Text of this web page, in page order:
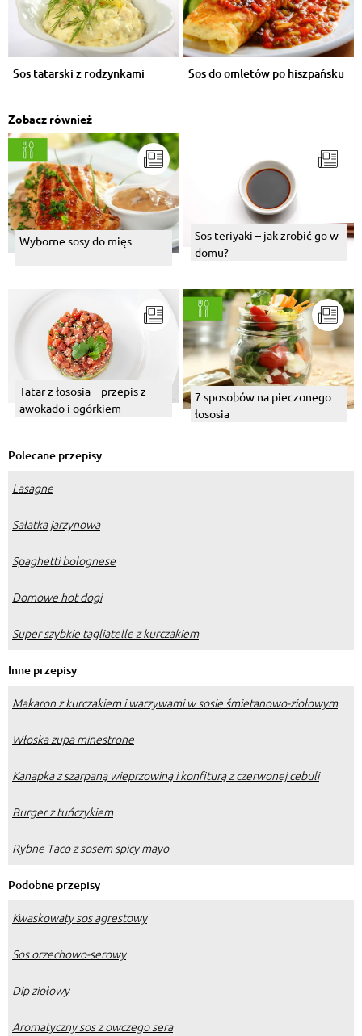
Sos tatarski z rodzynkami Sos do omletów po hiszpańsku
Zobacz również
Wyborne sosy do mięs
Sos teriyaki – jak zrobić go w
domu?
Tatar z łososia – przepis z
awokado i ogórkiem
7 sposobów na pieczonego
łososia
Polecane przepisy
Lasagne
Sałatka jarzynowa
Spaghetti bolognese
Domowe hot dogi
Super szybkie tagliatelle z kurczakiem
Inne przepisy
Makaron z kurczakiem i warzywami w sosie śmietanowo-ziołowym
Włoska zupa minestrone
Kanapka z szarpaną wieprzowiną i konfiturą z czerwonej cebuli
Burger z tuńczykiem
Rybne Taco z sosem spicy mayo
Podobne przepisy
Kwaskowaty sos agrestowy
Sos orzechowo-serowy
Dip ziołowy
Aromatyczny sos z owczego sera